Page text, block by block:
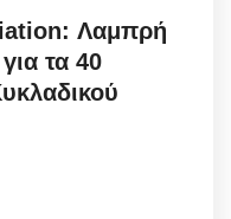
Λαμπρή
τα 40